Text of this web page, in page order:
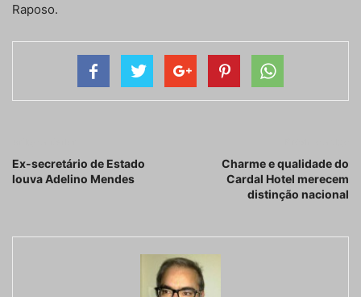
Raposo.
Ex-secretário de Estado
louva Adelino Mendes
Charme e qualidade do
Cardal Hotel merecem
distinção nacional